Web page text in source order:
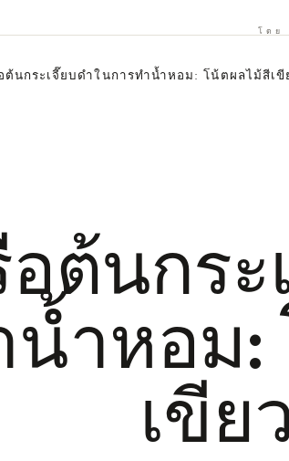
โดย
ต้นกระเจี๊ยบดำในการทำน้ำหอม: โน้ตผลไม้สีเขี
ต้นกระ
น้ำหอม:
เขียว